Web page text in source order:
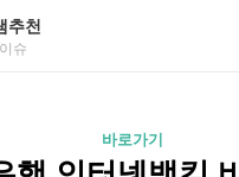
추천
슈
바로가기